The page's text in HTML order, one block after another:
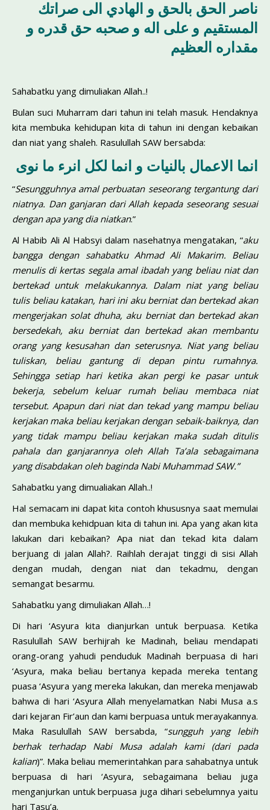
ناصر الحق بالحق و الهادي الى صراتك
المستقيم و على اله و صحبه حق قدره و
مقداره العظيم
Sahabatku yang dimuliakan Allah..!
Bulan suci Muharram dari tahun ini telah masuk. Hendaknya
kita membuka kehidupan kita di tahun ini dengan kebaikan
dan niat yang shaleh. Rasulullah SAW bersabda:
انما الاعمال بالنيات و انما لكل انرء ما نوى
“Sesungguhnya amal perbuatan seseorang tergantung dari
niatnya. Dan ganjaran dari Allah kepada seseorang sesuai
dengan apa yang dia niatkan.”
Al Habib Ali Al Habsyi dalam nasehatnya mengatakan, “aku
bangga dengan sahabatku Ahmad Ali Makarim. Beliau
menulis di kertas segala amal ibadah yang beliau niat dan
bertekad untuk melakukannya. Dalam niat yang beliau
tulis beliau katakan, hari ini aku berniat dan bertekad akan
mengerjakan solat dhuha, aku berniat dan bertekad akan
bersedekah, aku berniat dan bertekad akan membantu
orang yang kesusahan dan seterusnya. Niat yang beliau
tuliskan, beliau gantung di depan pintu rumahnya.
Sehingga setiap hari ketika akan pergi ke pasar untuk
bekerja, sebelum keluar rumah beliau membaca niat
tersebut. Apapun dari niat dan tekad yang mampu beliau
kerjakan maka beliau kerjakan dengan sebaik-baiknya, dan
yang tidak mampu beliau kerjakan maka sudah ditulis
pahala dan ganjarannya oleh Allah Ta’ala sebagaimana
yang disabdakan oleh baginda Nabi Muhammad SAW.”
Sahabatku yang dimualiakan Allah..!
Hal semacam ini dapat kita contoh khususnya saat memulai
dan membuka kehidpuan kita di tahun ini. Apa yang akan kita
lakukan dari kebaikan? Apa niat dan tekad kita dalam
berjuang di jalan Allah?. Raihlah derajat tinggi di sisi Allah
dengan mudah, dengan niat dan tekadmu, dengan
semangat besarmu.
Sahabatku yang dimuliakan Allah…!
Di hari ‘Asyura kita dianjurkan untuk berpuasa. Ketika
Rasulullah SAW berhijrah ke Madinah, beliau mendapati
orang-orang yahudi penduduk Madinah berpuasa di hari
‘Asyura, maka beliau bertanya kepada mereka tentang
puasa ‘Asyura yang mereka lakukan, dan mereka menjawab
bahwa di hari ‘Asyura Allah menyelamatkan Nabi Musa a.s
dari kejaran Fir’aun dan kami berpuasa untuk merayakannya.
Maka Rasulullah SAW bersabda, “sungguh yang lebih
berhak terhadap Nabi Musa adalah kami (dari pada
kalian)”. Maka beliau memerintahkan para sahabatnya untuk
berpuasa di hari ‘Asyura, sebagaimana beliau juga
menganjurkan untuk berpuasa juga dihari sebelumnya yaitu
hari Tasu’a.